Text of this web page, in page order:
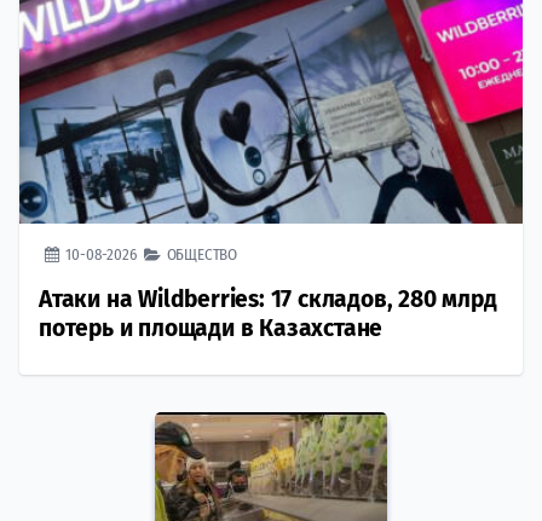
10-08-2026 ОБЩЕСТВО
Атаки на Wildberries: 17 складов, 280 млрд
потерь и площади в Казахстане